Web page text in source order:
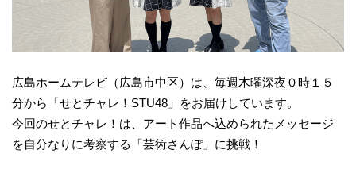
広島ホームテレビ（広島市中区）は、毎週木曜深夜０時１５
分から「せとチャレ！STU48」をお届けしています。
今回のせとチャレ！は、アート作品へ込められたメッセージ
を自分なりに考察する「芸術さんぽ」に挑戦！